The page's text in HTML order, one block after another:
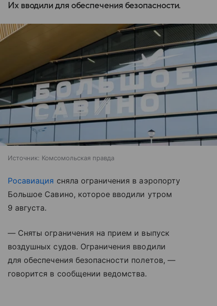
Их вводили для обеспечения безопасности.
Источник: Комсомольская правда
Росавиация сняла ограничения в аэропорту
Большое Савино, которое вводили утром
9 августа.
— Сняты ограничения на прием и выпуск
воздушных судов. Ограничения вводили
для обеспечения безопасности полетов, —
говорится в сообщении ведомства.